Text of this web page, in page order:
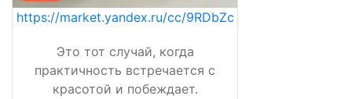
https://market.yandex.ru/cc/9RDbZc
Это тот случай, когда
практичность встречается с
красотой и побеждает.